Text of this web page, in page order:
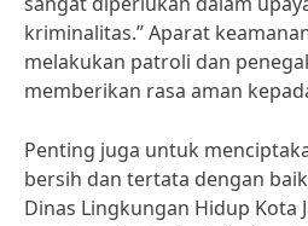
kriminalitas.” Aparat
melakukan patroli dan
memberikan rasa aman
Penting juga untuk
bersih dan tertata dengan
Dinas Lingkungan Hidup Kota